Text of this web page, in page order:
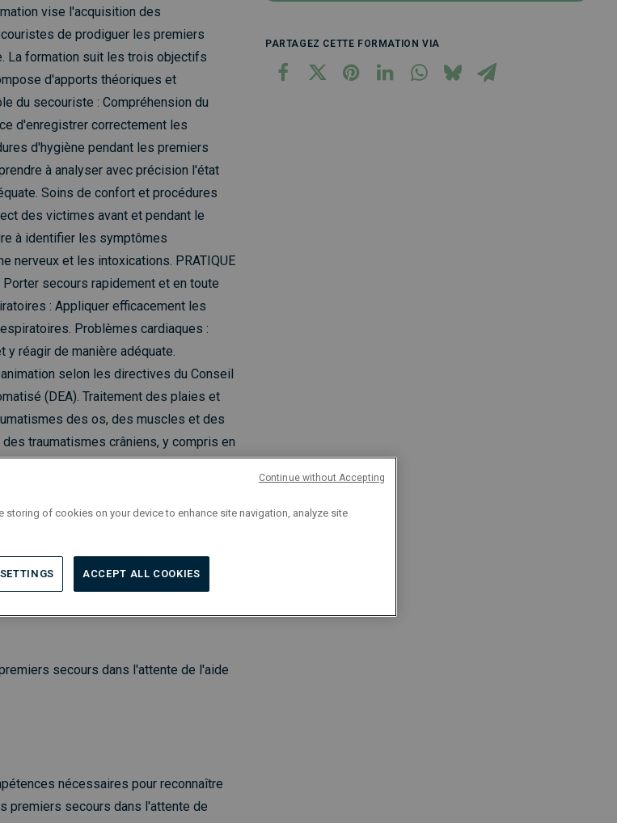
vise l'acquisition des
de prodiguer les premiers
La formation suit les trois objectifs
d'apports théoriques et
du secouriste : Compréhension du
d'enregistrer correctement les
d'hygiène pendant les premiers
à analyser avec précision l'état
Soins de confort et procédures
des victimes avant et pendant le
à identifier les symptômes
nerveux et les intoxications. PRATIQUE
secours rapidement et en toute
: Appliquer efficacement les
Problèmes cardiaques :
y réagir de manière adéquate.
selon les directives du Conseil
(DEA). Traitement des plaies et
des os, des muscles et des
traumatismes crâniens, y compris en
Une formation continue annuelle
secours dans l'attente de l'aide
nécessaires pour reconnaître
premiers secours dans l'attente de
PARTAGEZ CETTE FORMATION VIA
storing of cookies on your device to enhance site navigation, analyze site
ACCEPT ALL COOKIES
Continue without Accepting